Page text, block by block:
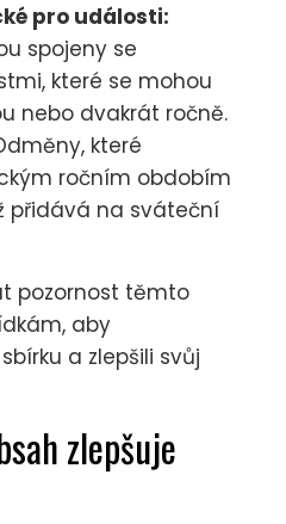
pro události:
spojeny se
které se mohou
nebo dvakrát ročně.
které
ročním obdobím
přidává na sváteční
pozornost těmto
aby
a zlepšili svůj
zlepšuje